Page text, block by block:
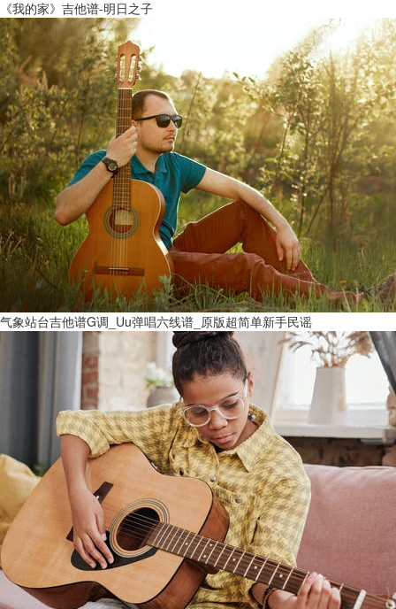
《我的家》吉他谱-明日之子
气象站台吉他谱G调_Uu弹唱六线谱_原版超简单新手民谣